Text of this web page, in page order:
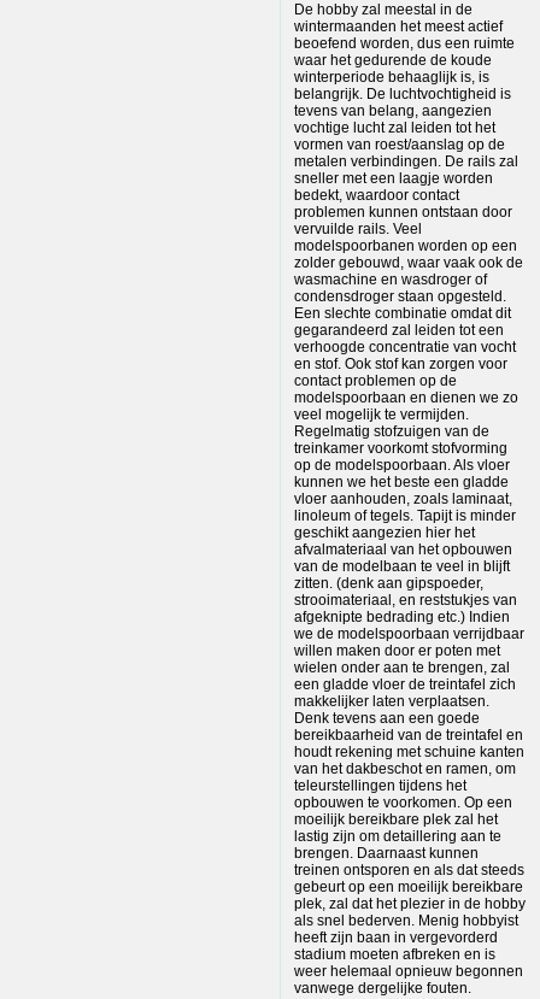
De hobby zal meestal in de
wintermaanden het meest actief
beoefend worden, dus een ruimte
waar het gedurende de koude
winterperiode behaaglijk is, is
belangrijk. De luchtvochtigheid is
tevens van belang, aangezien
vochtige lucht zal leiden tot het
vormen van roest/aanslag op de
metalen verbindingen. De rails zal
sneller met een laagje worden
bedekt, waardoor contact
problemen kunnen ontstaan door
vervuilde rails. Veel
modelspoorbanen worden op een
zolder gebouwd, waar vaak ook de
wasmachine en wasdroger of
condensdroger staan opgesteld.
Een slechte combinatie omdat dit
gegarandeerd zal leiden tot een
verhoogde concentratie van vocht
en stof. Ook stof kan zorgen voor
contact problemen op de
modelspoorbaan en dienen we zo
veel mogelijk te vermijden.
Regelmatig stofzuigen van de
treinkamer voorkomt stofvorming
op de modelspoorbaan. Als vloer
kunnen we het beste een gladde
vloer aanhouden, zoals laminaat,
linoleum of tegels. Tapijt is minder
geschikt aangezien hier het
afvalmateriaal van het opbouwen
van de modelbaan te veel in blijft
zitten. (denk aan gipspoeder,
strooimateriaal, en reststukjes van
afgeknipte bedrading etc.) Indien
we de modelspoorbaan verrijdbaar
willen maken door er poten met
wielen onder aan te brengen, zal
een gladde vloer de treintafel zich
makkelijker laten verplaatsen.
Denk tevens aan een goede
bereikbaarheid van de treintafel en
houdt rekening met schuine kanten
van het dakbeschot en ramen, om
teleurstellingen tijdens het
opbouwen te voorkomen. Op een
moeilijk bereikbare plek zal het
lastig zijn om detaillering aan te
brengen. Daarnaast kunnen
treinen ontsporen en als dat steeds
gebeurt op een moeilijk bereikbare
plek, zal dat het plezier in de hobby
als snel bederven. Menig hobbyist
heeft zijn baan in vergevorderd
stadium moeten afbreken en is
weer helemaal opnieuw begonnen
vanwege dergelijke fouten.